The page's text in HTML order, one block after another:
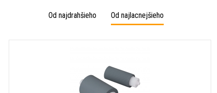
Od najdrahšieho Od najlacnejšieho